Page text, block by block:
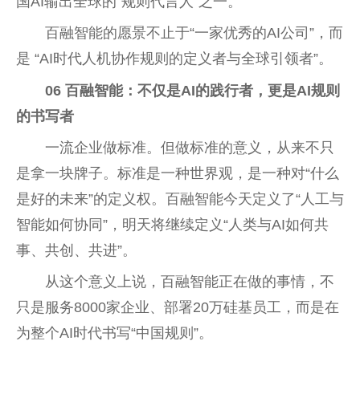
百融智能的愿景不止于“一家优秀的AI公司”，而
是 “AI时代人机协作规则的定义者与全球引领者”。
06 百融智能：不仅是AI的践行者，更是AI规则
的书写者
一流企业做标准。但做标准的意义，从来不只
是拿一块牌子。标准是一种世界观，是一种对“什么
是好的未来”的定义权。百融智能今天定义了“人工与
智能如何协同”，明天将继续定义“人类与AI如何共
事、共创、共进”。
从这个意义上说，百融智能正在做的事情，不
只是服务8000家企业、部署20万硅基员工，而是在
为整个AI时代书写“中国规则”。